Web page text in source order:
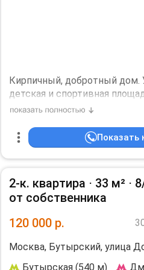
Кирпичный, добротный дом.
детская и спортивная
дома Главный Ботанический
ВДНХ. Рядом магазины: Вкус
Продукты, хорошая
дома. В пешей доступности
Фонвизинская, Петровско-
платежно способным
65 т. руб., плюс оплата ЖКУ и
Депозит 65 т. руб.
Дополнительная
Показать
2-к. квартира ⋅ 33 м² ⋅
от собственника
120 000 р.
Москва, Бутырский, улица
Бутырская (540 м)